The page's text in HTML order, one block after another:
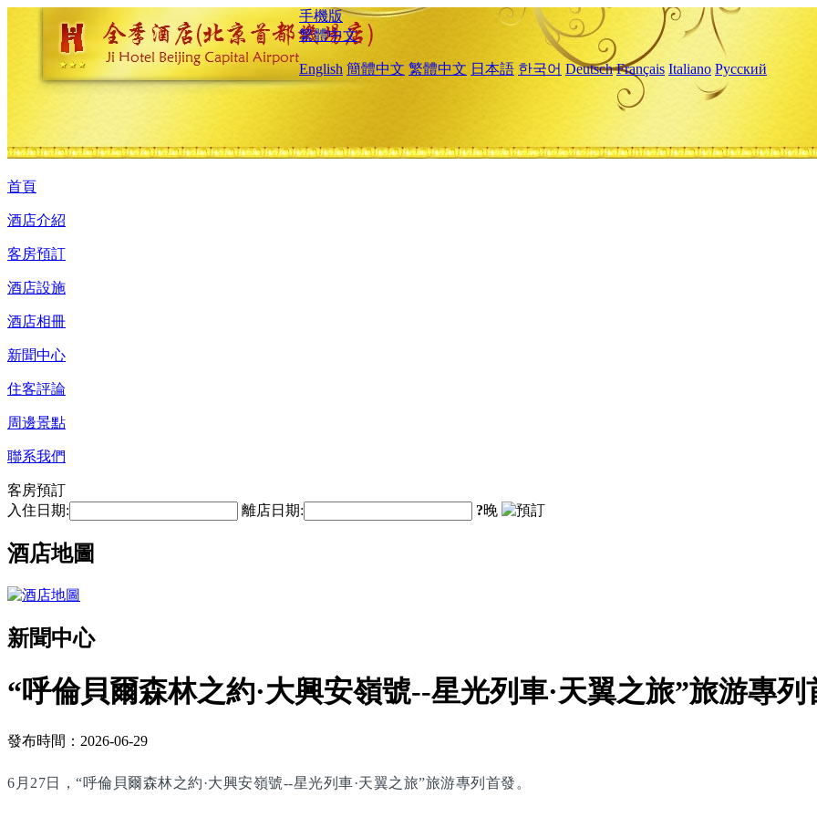
手機版
繁體中文
English 簡體中文 繁體中文 日本語 한국어 Deutsch Français Italiano Русский
首頁
酒店介紹
客房預訂
酒店設施
酒店相冊
新聞中心
住客評論
周邊景點
聯系我們
客房預訂
入住日期:
離店日期: ?晚
酒店地圖
新聞中心
“呼倫貝爾森林之約·大興安嶺號--星光列車·天翼之旅”旅游專列
發布時間：2026-06-29
6月27日，“呼倫貝爾森林之約·大興安嶺號--星光列車·天翼之旅”旅游專列首發。